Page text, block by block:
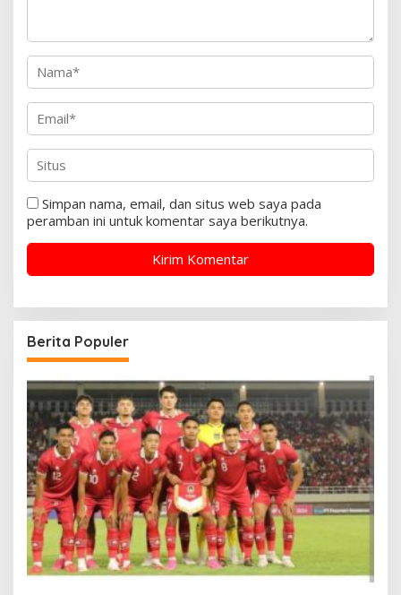
Simpan nama, email, dan situs web saya pada
peramban ini untuk komentar saya berikutnya.
Berita Populer